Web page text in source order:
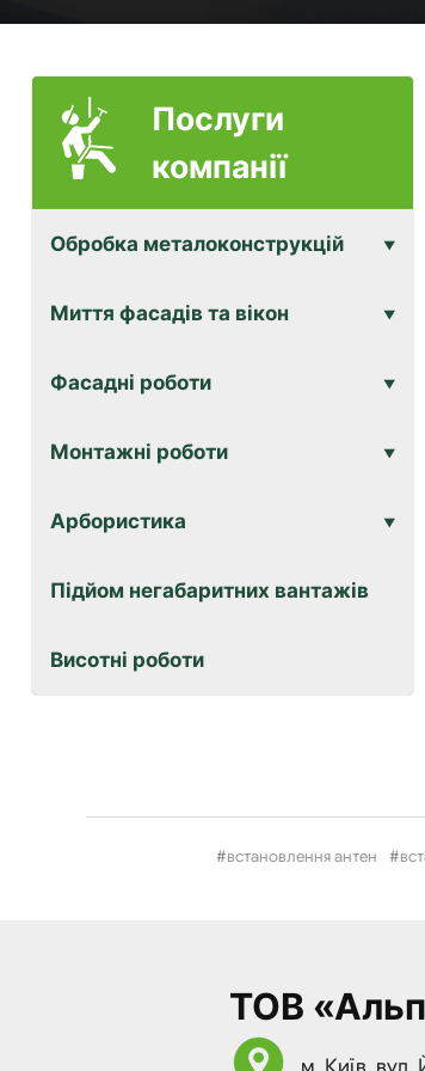
Послуги
компанії
Обробка металоконструкцій
Миття фасадів та вікон
Фасадні роботи
Монтажні роботи
Арбористика
Підйом негабаритних вантажів
Висотні роботи
встановлення антен
ТОВ